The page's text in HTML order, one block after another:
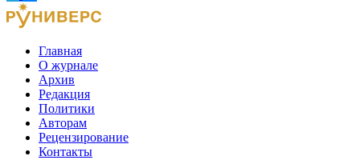
Главная
О журнале
Архив
Редакция
Политики
Авторам
Рецензирование
Контакты